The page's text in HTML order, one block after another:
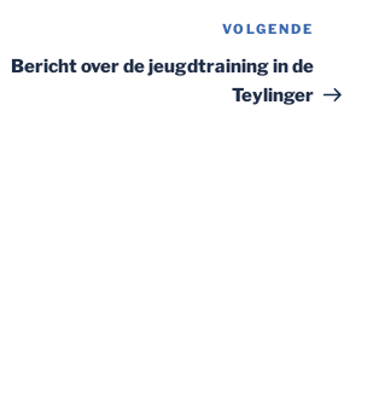
bericht
VOLGENDE
Bericht over de jeugdtraining in de
Teylinger